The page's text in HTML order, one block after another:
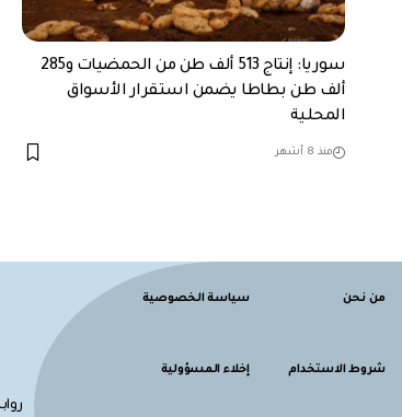
سوريا: إنتاج 513 ألف طن من الحمضيات و285
ألف طن بطاطا يضمن استقرار الأسواق
المحلية
منذ 8 أشهر
من نحن سياسة الخصوصية
شروط الاستخدام إخلاء المسؤولية